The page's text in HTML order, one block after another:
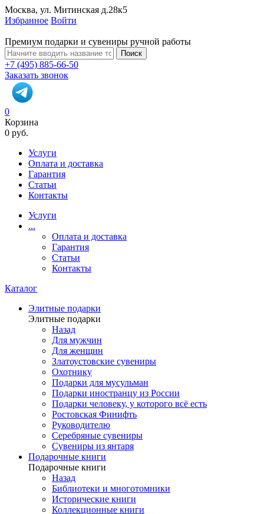
Москва, ул. Митинская д.28к5
Избранное Войти
Премиум подарки и сувениры ручной работы
Поиск
+7 (495) 885-66-50
Заказать звонок
0
Корзина
0 руб.
Услуги
Оплата и доставка
Гарантия
Статьи
Контакты
Услуги
...
Оплата и доставка
Гарантия
Статьи
Контакты
Каталог
Элитные подарки
Элитные подарки
Назад
Для мужчин
Для женщин
Златоустовские сувениры
Охотнику
Подарки для мусульман
Подарки иностранцу из России
Подарки человеку, у которого всё есть
Ростовская Финифть
Руководителю
Серебряные сувениры
Сувениры из янтаря
Подарочные книги
Подарочные книги
Назад
Библиотеки и многотомники
Исторические книги
Коллекционные книги